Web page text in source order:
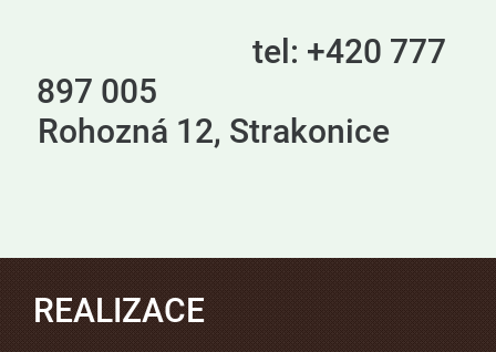
tel: +420 777
897 005
Rohozná 12, Strakonice
REALIZACE